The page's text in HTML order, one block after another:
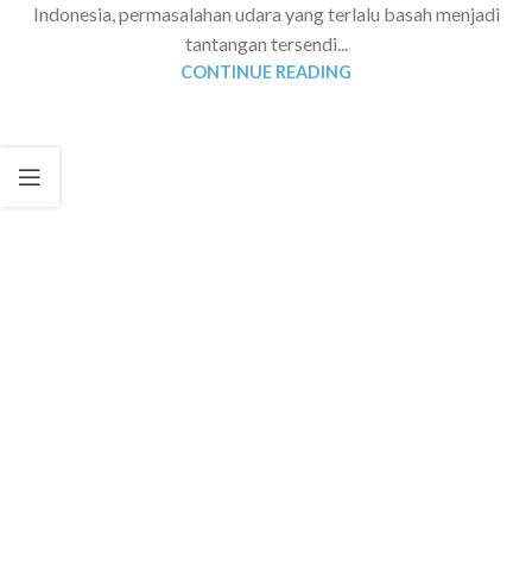
Indonesia, permasalahan udara yang terlalu basah menjadi
tantangan tersendi...
CONTINUE READING